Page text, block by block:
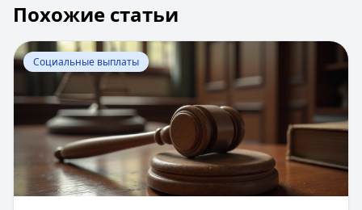
Похожие статьи
Перейти к статье:Как должнику защитить
Социальные выплаты